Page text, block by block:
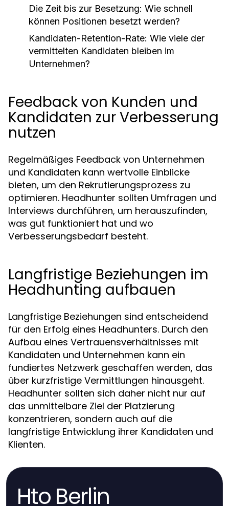
Die Zeit bis zur Besetzung: Wie schnell
können Positionen besetzt werden?
Kandidaten-Retention-Rate: Wie viele der
vermittelten Kandidaten bleiben im
Unternehmen?
Feedback von Kunden und
Kandidaten zur Verbesserung
nutzen
Regelmäßiges Feedback von Unternehmen
und Kandidaten kann wertvolle Einblicke
bieten, um den Rekrutierungsprozess zu
optimieren. Headhunter sollten Umfragen und
Interviews durchführen, um herauszufinden,
was gut funktioniert hat und wo
Verbesserungsbedarf besteht.
Langfristige Beziehungen im
Headhunting aufbauen
Langfristige Beziehungen sind entscheidend
für den Erfolg eines Headhunters. Durch den
Aufbau eines Vertrauensverhältnisses mit
Kandidaten und Unternehmen kann ein
fundiertes Netzwerk geschaffen werden, das
über kurzfristige Vermittlungen hinausgeht.
Headhunter sollten sich daher nicht nur auf
das unmittelbare Ziel der Platzierung
konzentrieren, sondern auch auf die
langfristige Entwicklung ihrer Kandidaten und
Klienten.
Hto Berlin